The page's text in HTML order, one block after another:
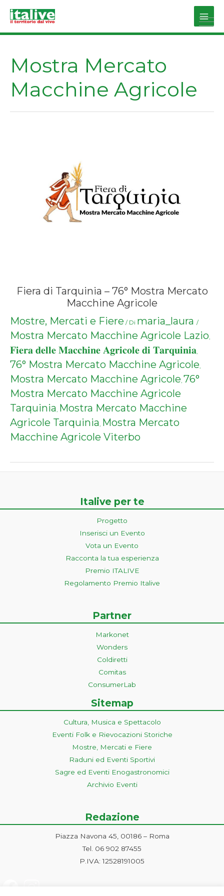
Main
Mostra Mercato
Macchine Agricole
Fiera di Tarquinia – 76° Mostra Mercato
Macchine Agricole
Mostre, Mercati e Fiere / Di maria_laura /
Mostra Mercato Macchine Agricole Lazio,
𝐅𝐢𝐞𝐫𝐚 𝐝𝐞𝐥𝐥𝐞 𝐌𝐚𝐜𝐜𝐡𝐢𝐧𝐞 𝐀𝐠𝐫𝐢𝐜𝐨𝐥𝐞 𝐝𝐢 𝐓𝐚𝐫𝐪𝐮𝐢𝐧𝐢𝐚,
76° Mostra Mercato Macchine Agricole,
Mostra Mercato Macchine Agricole, 76°
Mostra Mercato Macchine Agricole
Tarquinia, Mostra Mercato Macchine
Agricole Tarquinia, Mostra Mercato
Macchine Agricole Viterbo
Italive per te
Progetto
Inserisci un Evento
Vota un Evento
Racconta la tua esperienza
Premio ITALIVE
Regolamento Premio Italive
Partner
Markonet
Wonders
Coldiretti
Comitas
ConsumerLab
Sitemap
Cultura, Musica e Spettacolo
Eventi Folk e Rievocazioni Storiche
Mostre, Mercati e Fiere
Raduni ed Eventi Sportivi
Sagre ed Eventi Enogastronomici
Archivio Eventi
Redazione
Piazza Navona 45, 00186 – Roma
Tel. 06 902 87455
P.IVA: 12528191005